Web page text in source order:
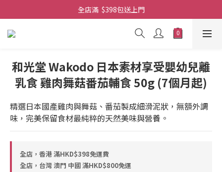
全店滿  $398包送上門
全店滿  $398包送上門
免費-簡單設計 禮卡 - 資料請在訂單上備注
和光堂 Wakodo 日本素材享受嬰幼兒離
乳食 雞肉舞菇番茄輔食 50g (7個月起)
精選日本國產雞肉與舞菇、番茄製成細滑泥狀，無額外調
味，完美保留食材最純粹的天然美味與營養。
全店，香港 滿HKD$398免運費
全店，台灣 澳門 中國 滿HKD$800免運